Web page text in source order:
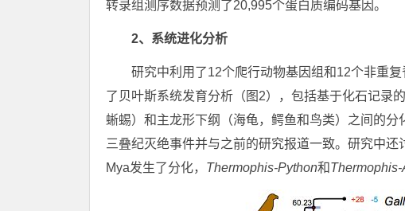
转录组测序数据预测了20,995个蛋白质编码基因。
2、系统进化分析
研究中利用了12个爬行动物基因组和12个非重
了贝叶斯系统发育分析（图2），包括基于化石记录
蜥蜴）和主龙形下纲（海龟，鳄鱼和鸟类）之间的
三叠纪灭绝事件并与之前的研究报道一致。研究中还
Mya发生了分化， Thermophis-Python和